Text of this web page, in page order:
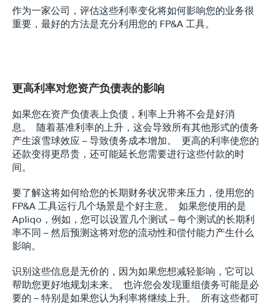
作为一家公司，评估这些利率变化将如何影响您的业务很
重要，最好的方法是充分利用您的 FP&A 工具。
更高利率对您资产负债表的影响
如果您在资产负债表上负债，利率上升将不会是好消
息。  随着基准利率的上升，这会导致所有其他形式的债务
产生滚雪球效应 – 导致债务成本增加。  更高的利率使您的
还款变得更昂贵，还可能延长您需要进行这些付款的时
间。
要了解这将如何给您的长期财务状况带来压力，使用您的
FP&A 工具运行几个场景是个好主意。  如果您使用的是
Apliqo，例如，您可以设置几个测试 – 每个测试的长期利
率不同 – 然后预测这将对您的流动性和偿付能力产生什么
影响。
识别这些信息是无价的，因为如果您想减轻影响，它可以
帮助您更好地规划未来。  也许您会发现重组债务可能是必
要的 – 特别是如果您认为利率将继续上升。  所有这些都可